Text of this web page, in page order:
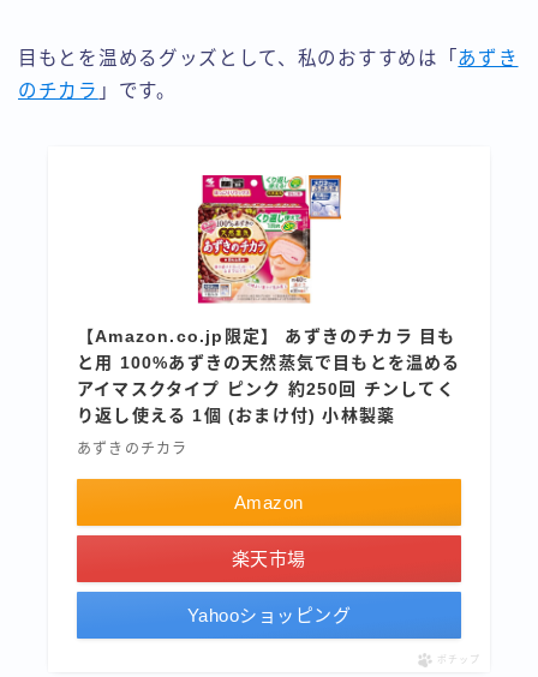
目もとを温めるグッズとして、私のおすすめは「 あずき
のチカラ 」です。
【Amazon.co.jp限定】 あずきのチカラ 目も
と用 100%あずきの天然蒸気で目もとを温める
アイマスクタイプ ピンク 約250回 チンしてく
り返し使える 1個 (おまけ付) 小林製薬
あずきのチカラ
Amazon
楽天市場
Yahooショッピング
ポチップ